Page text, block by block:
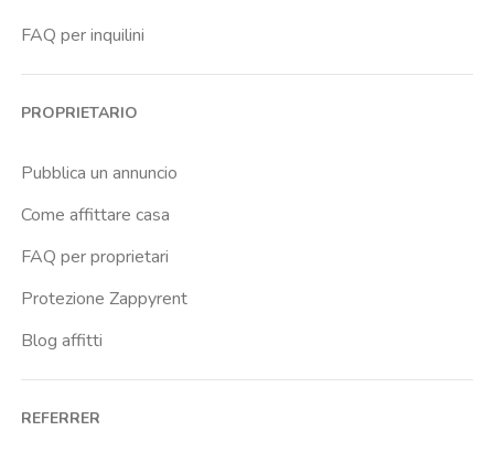
FAQ per inquilini
PROPRIETARIO
Pubblica un annuncio
Come affittare casa
FAQ per proprietari
Protezione Zappyrent
Blog affitti
REFERRER